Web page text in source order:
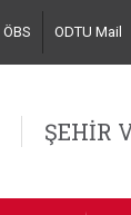
ÖBS ODTU Mail
ŞEHİR